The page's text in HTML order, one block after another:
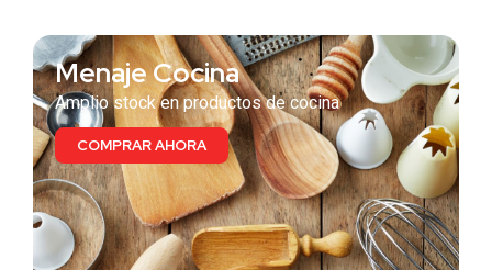
Menaje Cocina
Amplio stock en productos de cocina
COMPRAR AHORA